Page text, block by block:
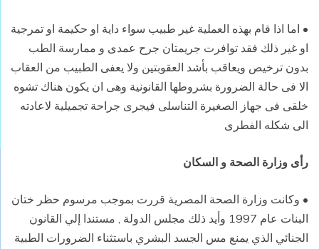
• اما اذا قام بهذه العملية غير طبيب سواء داية او حكيمة او تمرجية
او غير ذلك فقد توافرت جريمتان جرح عمدى و ممارسة الطب
بدون ترخيص ويعاقب بأشد العقوبتين ولا يعفى الطبيب من العقاب
الا فى حالة الضرورة بشروطها القانونية وهى ان يكون هناك تشوه
خلقى فى جهاز الصغيرة التناسلى فيجرى جراحة تجميلية لاعادته
الى شكله الفطرى
رأى وزارة الصحة و السكان
• وكانت وزارة الصحة المصرية قررت بموجب مرسوم حظر ختان
البنات عام 1997 وأيد ذلك مجلس الدولة , مستندا إلي القانون
الجنائي الذي يمنع مس الجسد البشري باستثناء الضرورات الطبية